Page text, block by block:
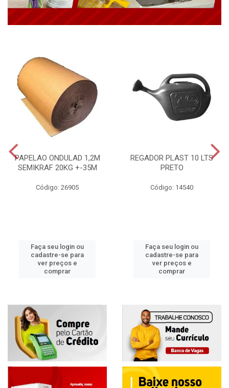
PAPELAO ONDULAD 1,2M
SEMIKRAF 20KG +-35M
Código: 26905
Faça seu login ou
cadastre-se para
ver preços e
comprar
REGADOR PLAST 10 LTS
PRETO
Código: 14540
Faça seu login ou
cadastre-se para
ver preços e
comprar